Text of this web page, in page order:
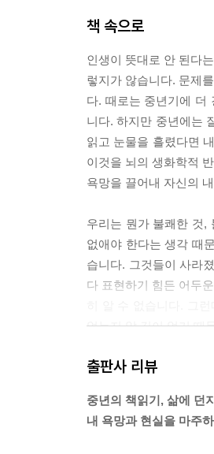
책 속으로
인생이 뜻대로 안 된다
렇지가 않습니다. 문제
다. 때로는 중년기에 더
니다. 하지만 중년에는
읽고 눈물을 흘렸다면
이것을 뇌의 생화학적
욕망을 끌어내 자신의
우리는 뭔가 불쾌한 것,
없애야 한다는 생각 때
습니다. 그것들이 사라
다 표현하기 힘든 어두
었는지 알 길이 없기 때
중년은 왜 중요한가?
지위 확보를 향해 매진
급격한 성격 변화를 보
출판사 리뷰
중년의 책읽기, 삶에 던
내 욕망과 현실을 마주